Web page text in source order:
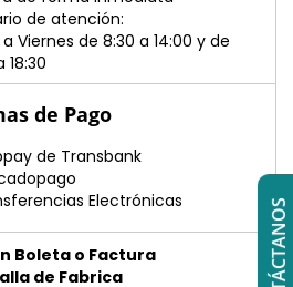
de atención:
Viernes de 8:30 a 14:00 y de
18:30
de Pago
de Transbank
Electrónicas
Boleta o Factura
de Fabrica